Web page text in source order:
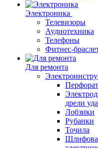
Электроника
Телевизоры
Аудиотехника
Телефоны
Фитнес-
Для ремонта
дрели
Лобзики
Рубанки
Точила